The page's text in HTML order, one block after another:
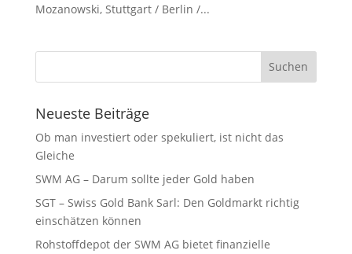
Mozanowski, Stuttgart / Berlin /...
Neueste Beiträge
Ob man investiert oder spekuliert, ist nicht das
Gleiche
SWM AG – Darum sollte jeder Gold haben
SGT – Swiss Gold Bank Sarl: Den Goldmarkt richtig
einschätzen können
Rohstoffdepot der SWM AG bietet finanzielle